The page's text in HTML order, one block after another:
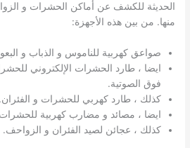
الحديثة للكشف عن أماكن الحشرات و
منها. من بين هذه الأجهزة:
صواعق كهربية للناموس و الذباب و
ايضا ، طارد الحشرات الإلكتروني
فوق الصوتية.
كذلك ، طارد كهربي للحشرات و الفئران.
ايضا ، مصائد و مضارب كهربية
كذلك ، عجائن لصيد الفئران و الزواحف.